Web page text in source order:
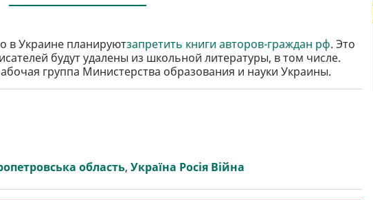
в Украине планируютзапретить книги авторов-граждан рф. Это
будут удалены из школьной литературы, в том числе.
группа Министерства образования и науки Украины.
область, Україна Росія Війна